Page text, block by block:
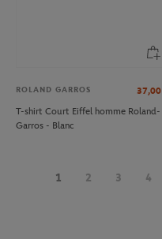
ROLAND GARROS 37,00
T-shirt Court Eiffel homme Roland-
Garros - Blanc
1 2 3 4